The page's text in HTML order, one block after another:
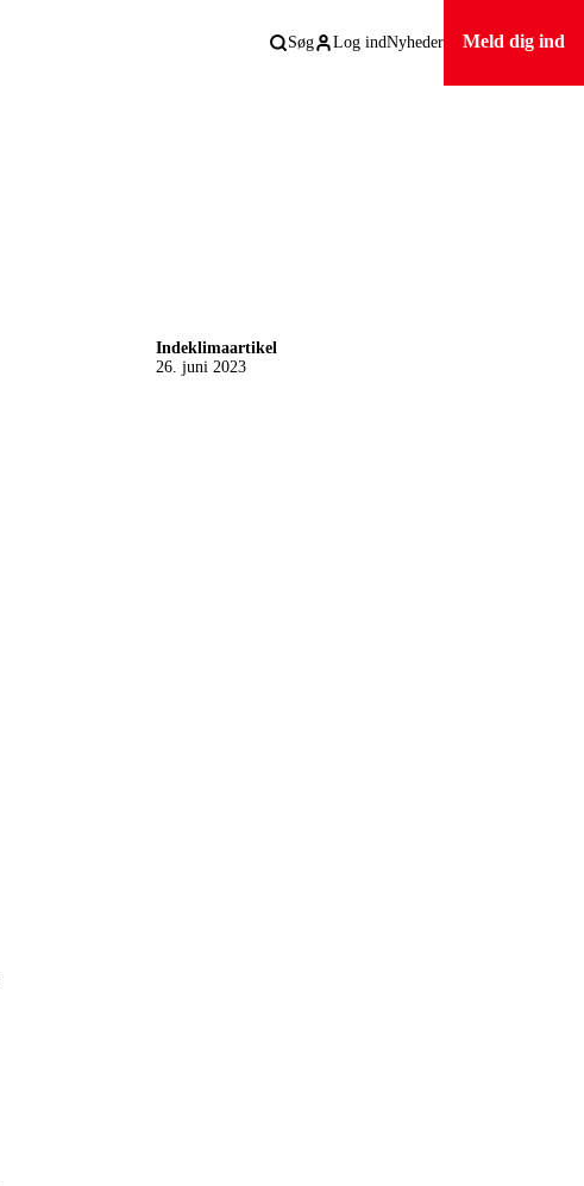
Søg Log indNyheder Meld dig ind
Indeklimaartikel
26. juni 2023